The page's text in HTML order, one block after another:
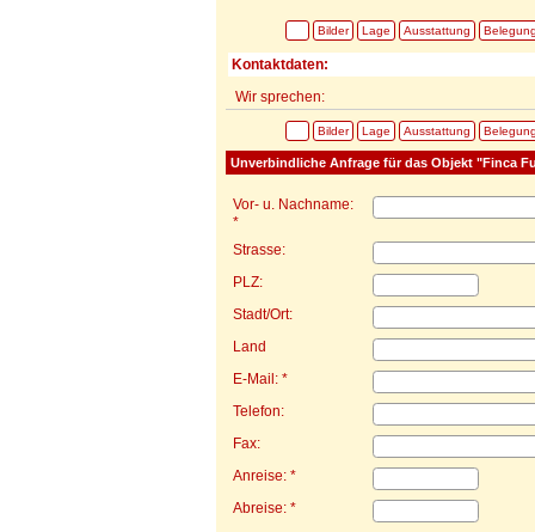
Bilder Lage Ausstattung
Kontaktdaten:
Wir sprechen:
Bilder Lage Ausstattung
Unverbindliche Anfrage für das Objekt "Finca
Vor- u. Nachname:
*
Strasse:
PLZ:
Stadt/Ort:
Land
E-Mail: *
Telefon:
Fax:
Anreise: *
Abreise: *